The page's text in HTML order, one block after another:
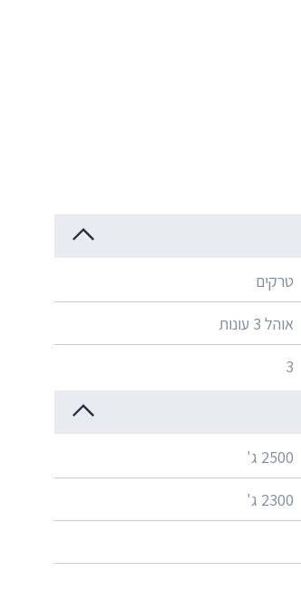
טרקים
אוהל 3 עונות
3
2500 ג'
2300 ג'